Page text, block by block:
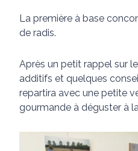
La première à base
de radis.
Après un petit rappel sur
additifs et quelques
repartira avec une petite
gourmande à déguster à